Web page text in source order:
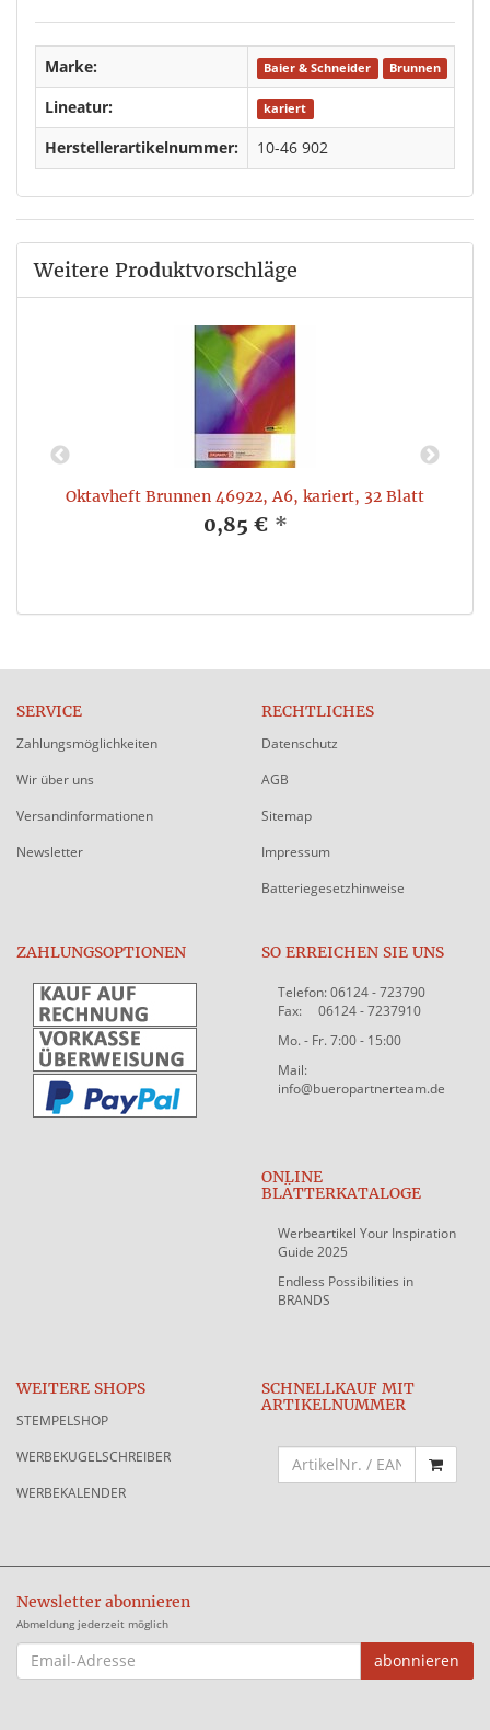
Marke: Baier & Schneider Brunnen
Lineatur: kariert
Herstellerartikelnummer: 10-46 902
Weitere Produktvorschläge
Oktavheft Brunnen 46922, A6, kariert, 32 Blatt
0,85 € *
SERVICE
Zahlungsmöglichkeiten
Wir über uns
Versandinformationen
Newsletter
RECHTLICHES
Datenschutz
AGB
Sitemap
Impressum
Batteriegesetzhinweise
ZAHLUNGSOPTIONEN SO ERREICHEN SIE UNS
Telefon: 06124 - 723790
Fax: 06124 - 7237910
Mo. - Fr. 7:00 - 15:00
Mail:
info@bueropartnerteam.de
ONLINE
BLÄTTERKATALOGE
Werbeartikel Your Inspiration
Guide 2025
Endless Possibilities in
BRANDS
WEITERE SHOPS
STEMPELSHOP
WERBEKUGELSCHREIBER
WERBEKALENDER
SCHNELLKAUF MIT
ARTIKELNUMMER
Newsletter abonnieren
Abmeldung jederzeit möglich
EMAIL-
ADRESSE
abonnieren